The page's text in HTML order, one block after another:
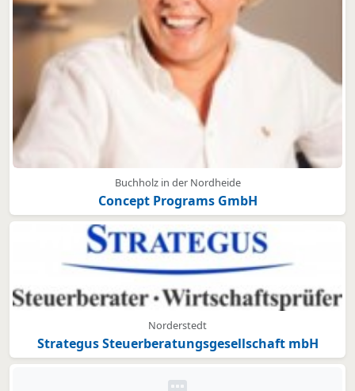
Buchholz in der Nordheide
Concept Programs GmbH
Norderstedt
Strategus Steuerberatungsgesellschaft mbH